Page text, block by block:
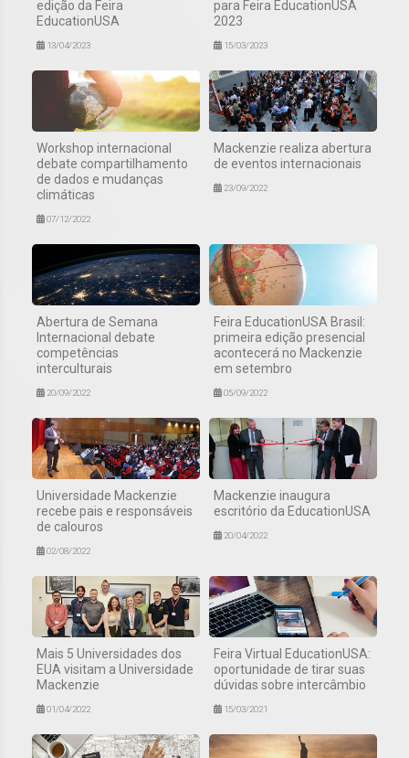
edição da Feira
EducationUSA
13/04/2023
para Feira EducationUSA
2023
15/03/2023
Workshop internacional
debate compartilhamento
de dados e mudanças
climáticas
07/12/2022
Mackenzie realiza abertura
de eventos internacionais
23/09/2022
Abertura de Semana
Internacional debate
competências
interculturais
20/09/2022
Feira EducationUSA Brasil:
primeira edição presencial
acontecerá no Mackenzie
em setembro
05/09/2022
Universidade Mackenzie
recebe pais e responsáveis
de calouros
02/08/2022
Mackenzie inaugura
escritório da EducationUSA
20/04/2022
Mais 5 Universidades dos
EUA visitam a Universidade
Mackenzie
01/04/2022
Feira Virtual EducationUSA:
oportunidade de tirar suas
dúvidas sobre intercâmbio
15/03/2021